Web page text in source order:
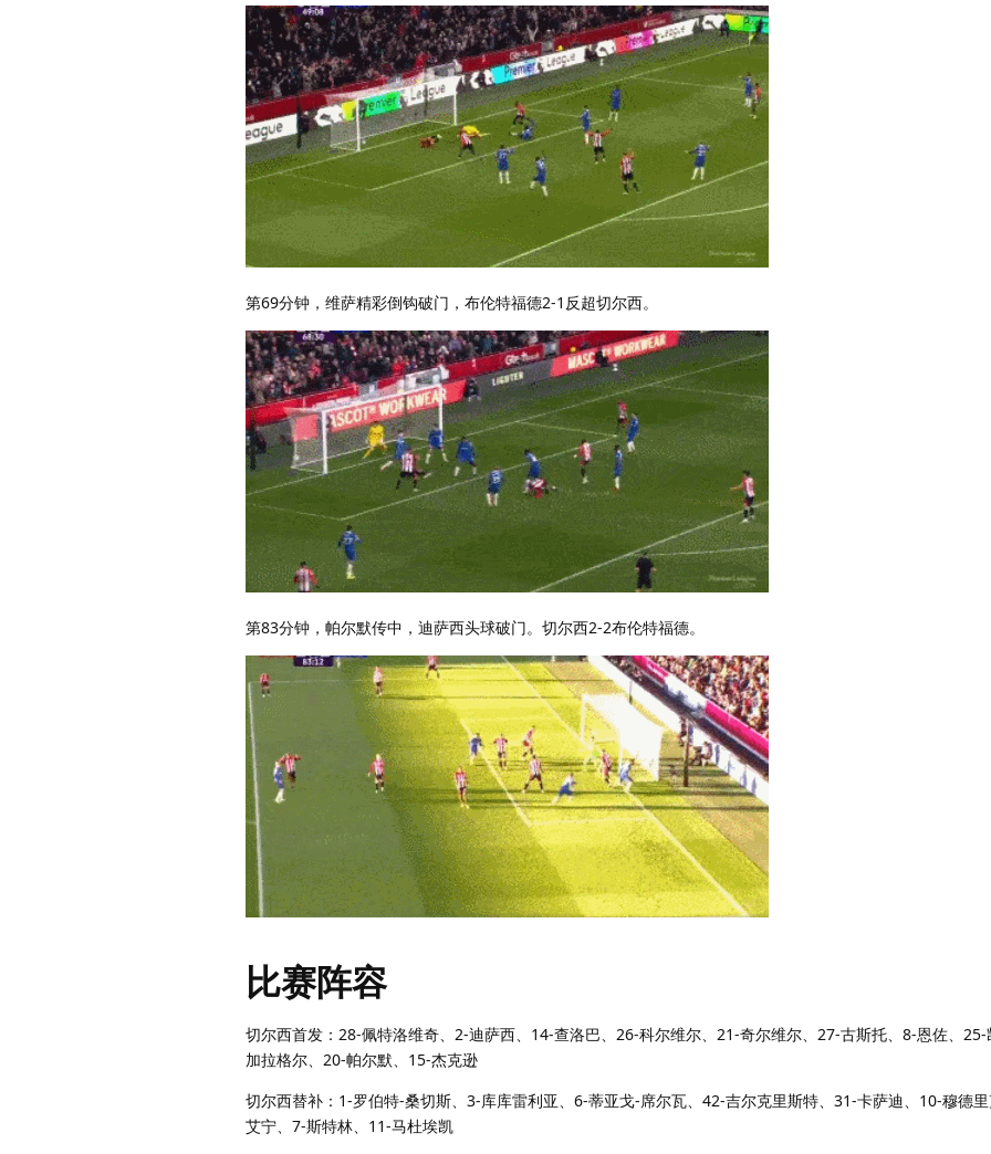
第69分钟，维萨精彩倒钩破门，布伦特福德2-1反超切尔西。
第83分钟，帕尔默传中，迪萨西头球破门。切尔西2-2布伦特福德。
比赛阵容
切尔西首发：28-佩特洛维奇、2-迪萨西、14-查洛巴、26-科尔维尔、21-奇尔维尔、27-古斯托、8-恩佐、25-
加拉格尔、20-帕尔默、15-杰克逊
切尔西替补：1-罗伯特-桑切斯、3-库库雷利亚、6-蒂亚戈-席尔瓦、42-吉尔克里斯特、31-卡萨迪、10-穆德
艾宁、7-斯特林、11-马杜埃凯